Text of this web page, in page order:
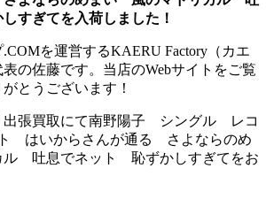
すぎてを入荷しました！
を運営するKAERU Factory（カエ
の佐藤です。当店のWebサイトをご覧
とうございます！
出張買取にて南野陽子 シングル レコ
はいからさんが通る さよならのめ
吐息でネット 恥ずかしすぎてをお